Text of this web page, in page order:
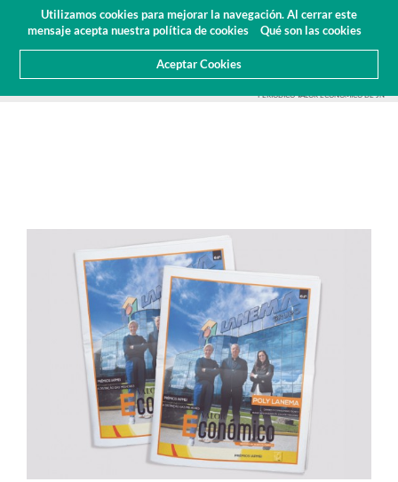
Utilizamos cookies para mejorar la navegación. Al cerrar este
mensaje acepta nuestra política de cookies
Qué son las cookies
Aceptar Cookies
Área Cliente
Presupuesto(0)
PERIÓDICO VALOR ECONÓMICO DE JN